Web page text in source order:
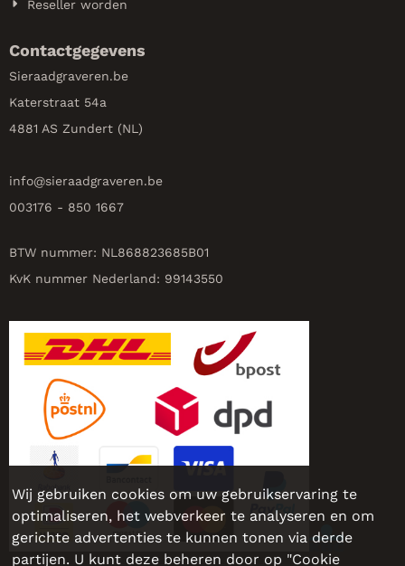
Reseller worden
Contactgegevens
Sieraadgraveren.be
Katerstraat 54a
4881 AS Zundert (NL)
info@sieraadgraveren.be
003176 - 850 1667
BTW nummer: NL868823685B01
KvK nummer Nederland: 99143550
Wij gebruiken cookies om uw gebruikservaring te
optimaliseren, het webverkeer te analyseren en om
gerichte advertenties te kunnen tonen via derde
partijen. U kunt deze beheren door op "Cookie